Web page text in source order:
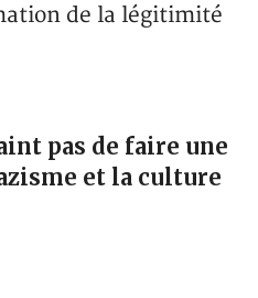
de la légitimité
pas de faire une
et la culture